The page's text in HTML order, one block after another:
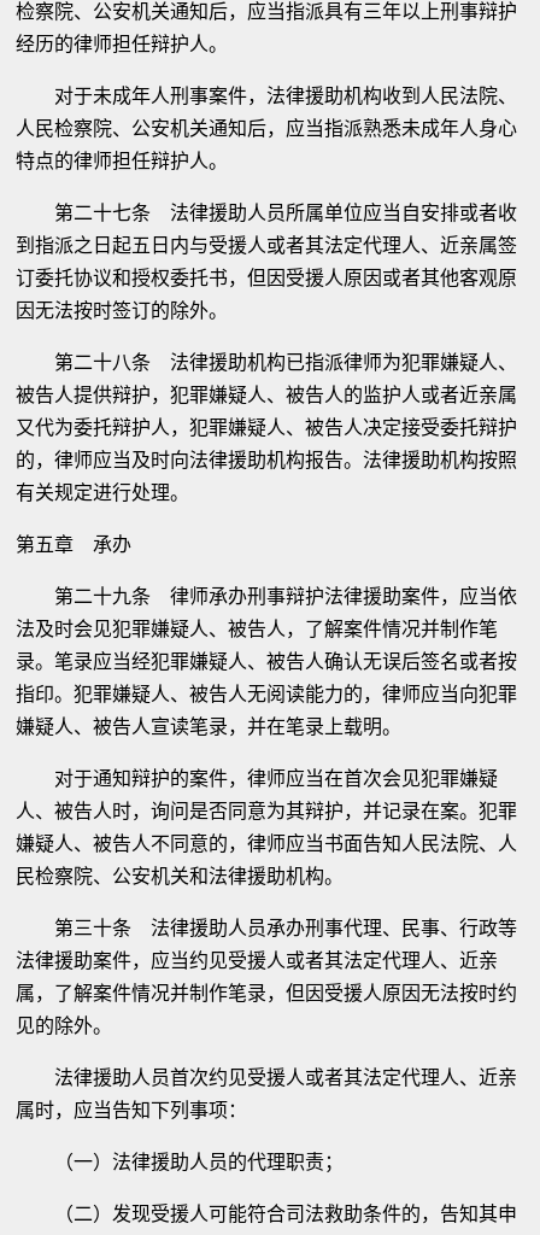
检察院、公安机关通知后，应当指派具有三年以上刑事辩护
经历的律师担任辩护人。
对于未成年人刑事案件，法律援助机构收到人民法院、
人民检察院、公安机关通知后，应当指派熟悉未成年人身心
特点的律师担任辩护人。
第二十七条 法律援助人员所属单位应当自安排或者收
到指派之日起五日内与受援人或者其法定代理人、近亲属签
订委托协议和授权委托书，但因受援人原因或者其他客观原
因无法按时签订的除外。
第二十八条 法律援助机构已指派律师为犯罪嫌疑人、
被告人提供辩护，犯罪嫌疑人、被告人的监护人或者近亲属
又代为委托辩护人，犯罪嫌疑人、被告人决定接受委托辩护
的，律师应当及时向法律援助机构报告。法律援助机构按照
有关规定进行处理。
第五章 承办
第二十九条 律师承办刑事辩护法律援助案件，应当依
法及时会见犯罪嫌疑人、被告人，了解案件情况并制作笔
录。笔录应当经犯罪嫌疑人、被告人确认无误后签名或者按
指印。犯罪嫌疑人、被告人无阅读能力的，律师应当向犯罪
嫌疑人、被告人宣读笔录，并在笔录上载明。
对于通知辩护的案件，律师应当在首次会见犯罪嫌疑
人、被告人时，询问是否同意为其辩护，并记录在案。犯罪
嫌疑人、被告人不同意的，律师应当书面告知人民法院、人
民检察院、公安机关和法律援助机构。
第三十条 法律援助人员承办刑事代理、民事、行政等
法律援助案件，应当约见受援人或者其法定代理人、近亲
属，了解案件情况并制作笔录，但因受援人原因无法按时约
见的除外。
法律援助人员首次约见受援人或者其法定代理人、近亲
属时，应当告知下列事项：
（一）法律援助人员的代理职责；
（二）发现受援人可能符合司法救助条件的，告知其申